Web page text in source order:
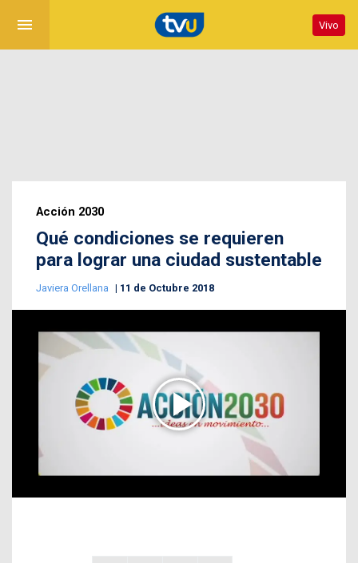
menu Vivo
Acción 2030
Qué condiciones se requieren
para lograr una ciudad sustentable
Javiera Orellana 11 de Octubre 2018